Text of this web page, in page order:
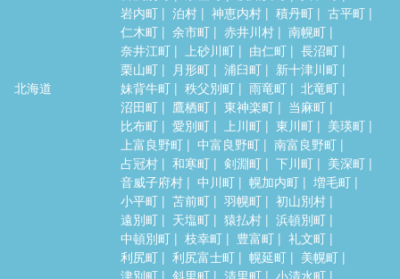
北海道
岩内町
泊村 神恵内村 積丹町
古平町
仁木町
余市町 赤井川村
南幌町
奈井江町
上砂川町 由仁町
長沼町
栗山町
月形町 浦臼町
新十津川町
妹背牛町
秩父別町 雨竜町
北竜町
沼田町
鷹栖町 東神楽町
当麻町
比布町
愛別町 上川町 東川町
美瑛町
上富良野町
中富良野町
南富良野町
占冠村
和寒町 剣淵町 下川町
美深町
音威子府村
中川町 幌加内町
増毛町
小平町
苫前町 羽幌町
初山別村
遠別町
天塩町 猿払村
浜頓別町
中頓別町
枝幸町 豊富町
礼文町
利尻町
利尻富士町 幌延町
美幌町
津別町
斜里町 清里町
小清水町